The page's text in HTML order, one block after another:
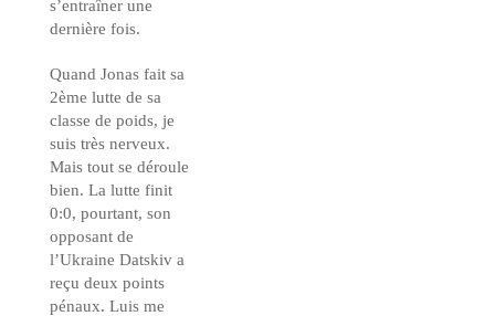
s’entraîner une
dernière fois.
Quand Jonas fait sa
2ème lutte de sa
classe de poids, je
suis très nerveux.
Mais tout se déroule
bien. La lutte finit
0:0, pourtant, son
opposant de
l’Ukraine Datskiv a
reçu deux points
pénaux. Luis me